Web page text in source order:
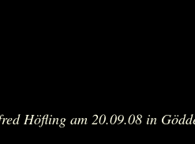
Höfling am 20.09.08 in